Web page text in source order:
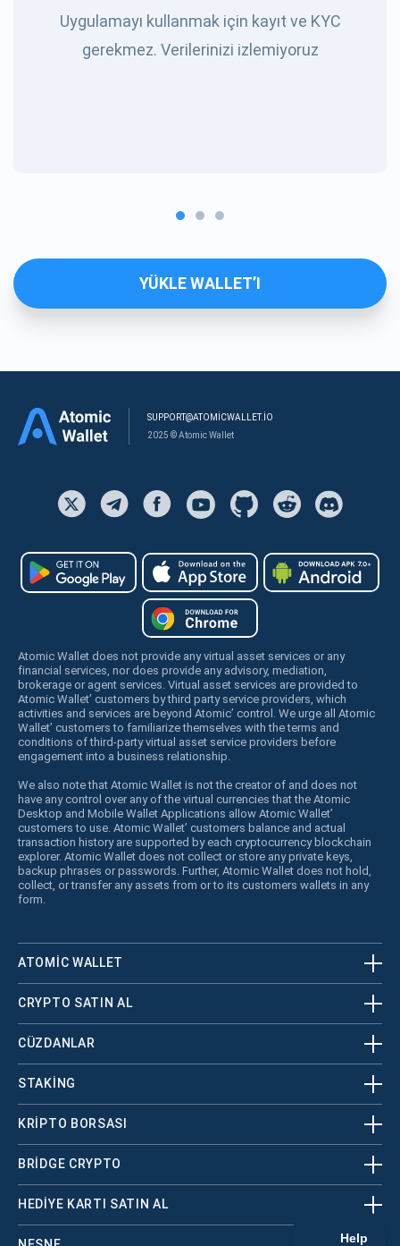
Uygulamayı kullanmak için kayıt ve KYC
gerekmez. Verilerinizi izlemiyoruz
YÜKLE WALLET’I
SUPPORT@ATOMICWALLET.IO
2025 © Atomic Wallet
Atomic Wallet does not provide any virtual asset services or any
financial services, nor does provide any advisory, mediation,
brokerage or agent services. Virtual asset services are provided to
Atomic Wallet’ customers by third party service providers, which
activities and services are beyond Atomic’ control. We urge all Atomic
Wallet’ customers to familiarize themselves with the terms and
conditions of third-party virtual asset service providers before
engagement into a business relationship.
We also note that Atomic Wallet is not the creator of and does not
have any control over any of the virtual currencies that the Atomic
Desktop and Mobile Wallet Applications allow Atomic Wallet’
customers to use. Atomic Wallet’ customers balance and actual
transaction history are supported by each cryptocurrency blockchain
explorer. Atomic Wallet does not collect or store any private keys,
backup phrases or passwords. Further, Atomic Wallet does not hold,
collect, or transfer any assets from or to its customers wallets in any
form.
ATOMIC WALLET
CRYPTO SATIN AL
CÜZDANLAR
STAKING
KRİPTO BORSASI
BRIDGE CRYPTO
HEDIYE KARTI SATIN AL